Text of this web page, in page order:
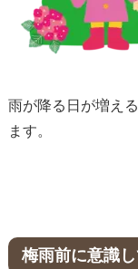
雨が降る日が増え
ます。
梅雨前に意識